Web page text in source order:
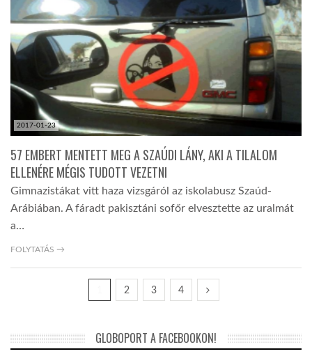
2017-01-23
57 EMBERT MENTETT MEG A SZAÚDI LÁNY, AKI A TILALOM
ELLENÉRE MÉGIS TUDOTT VEZETNI
Gimnazistákat vitt haza vizsgáról az iskolabusz Szaúd-
Arábiában. A fáradt pakisztáni sofőr elvesztette az uralmát
a…
FOLYTATÁS →
2 3 4
GLOBOPORT A FACEBOOKON!